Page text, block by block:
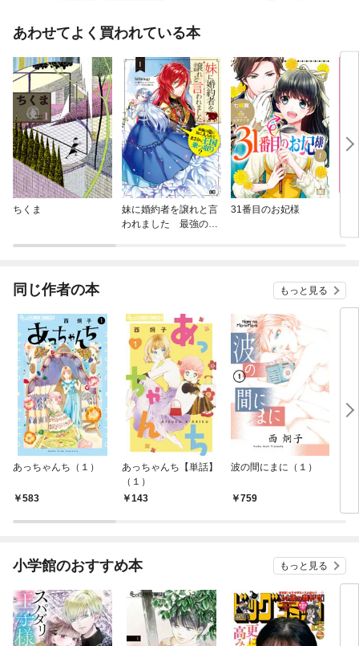
あわせてよく買われている本
ちくま
妹に婚約者を譲れと言
われました 最強の竜
31番目のお妃様
同じ作者の本 もっと見る
あっちゃんち（１）
583
あっちゃんち【単話】
（１）
143
波の間にまに（１）
759
小学館のおすすめ本 もっと見る